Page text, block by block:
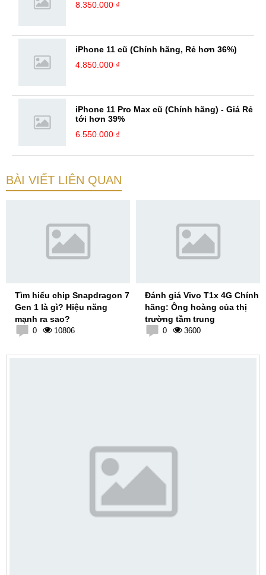
8.350.000 ₫
iPhone 11 cũ (Chính hãng, Rẻ hơn 36%)
4.850.000 ₫
iPhone 11 Pro Max cũ (Chính hãng) - Giá Rẻ
tới hơn 39%
6.550.000 ₫
BÀI VIẾT LIÊN QUAN
Tìm hiểu chip Snapdragon 7
Gen 1 là gì? Hiệu năng
mạnh ra sao?
0 10806
Đánh giá Vivo T1x 4G Chính
hãng: Ông hoàng của thị
trường tầm trung
0 3600